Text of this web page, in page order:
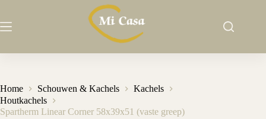
de
Home Schouwen & Kachels
Kachels
Houtkachels
Spartherm Linear Corner 58x39x51 (vaste greep)